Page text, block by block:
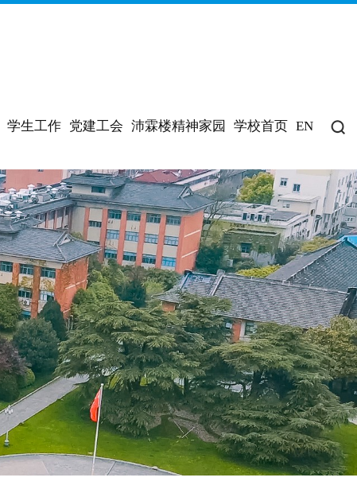
学生工作 党建工会 沛霖楼精神家园 学校首页 EN